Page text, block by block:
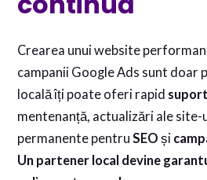
Crearea unui website
campanii Google Ads sunt doar
locală îți poate oferi rapid
mentenanță, actualizări ale
permanente pentruSEO și
Un partener local devine